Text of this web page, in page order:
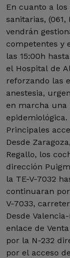
En cuanto a
sanitarias, (061,
vendrán
competentes y
las 15:00h
el Hospital de
reforzando las
anestesia,
en marcha una
epidemiológica.
Principales
Desde
Regallo, los
dirección
la TE-V-7032
continuaran
V-7033,
Desde
enlace de
por la N-232
por el acceso